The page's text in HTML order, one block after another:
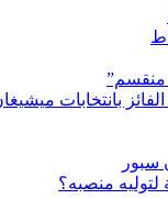
منقسم”
بانتخابات
منصبه؟